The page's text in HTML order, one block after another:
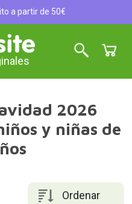
a partir de 50€
2026
y niñas de
Ordenar